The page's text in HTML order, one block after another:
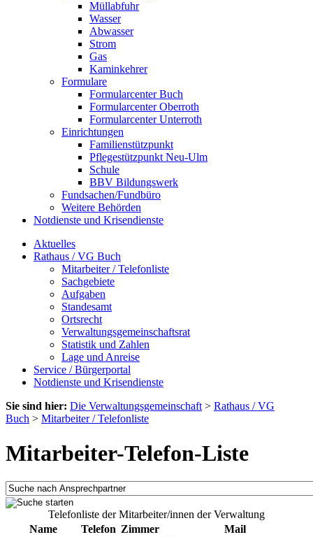
Müllabfuhr
Wasser
Abwasser
Strom
Gas
Kaminkehrer
Formulare
Formularcenter Buch
Formularcenter Oberroth
Formularcenter Unterroth
Einrichtungen
Familienstützpunkt
Pflegestützpunkt Neu-Ulm
Schule
BBV Bildungswerk
Fundsachen/Fundbüro
Weitere Behörden
Notdienste und Krisendienste
Aktuelles
Rathaus / VG Buch
Mitarbeiter / Telefonliste
Sachgebiete
Aufgaben
Standesamt
Ortsrecht
Verwaltungsgemeinschaftsrat
Statistik und Zahlen
Lage und Anreise
Service / Bürgerportal
Notdienste und Krisendienste
Sie sind hier: Die Verwaltungsgemeinschaft > Rathaus / VG
Buch > Mitarbeiter / Telefonliste
Mitarbeiter-Telefon-Liste
Telefonliste der Mitarbeiter/innen der Verwaltung
Name
Telefon Zimmer
Mail